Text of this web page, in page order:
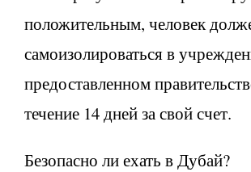
положительным, человек
самоизолироваться в
предоставленном
течение 14 дней за свой счет.
Безопасно ли ехать в Дубай?